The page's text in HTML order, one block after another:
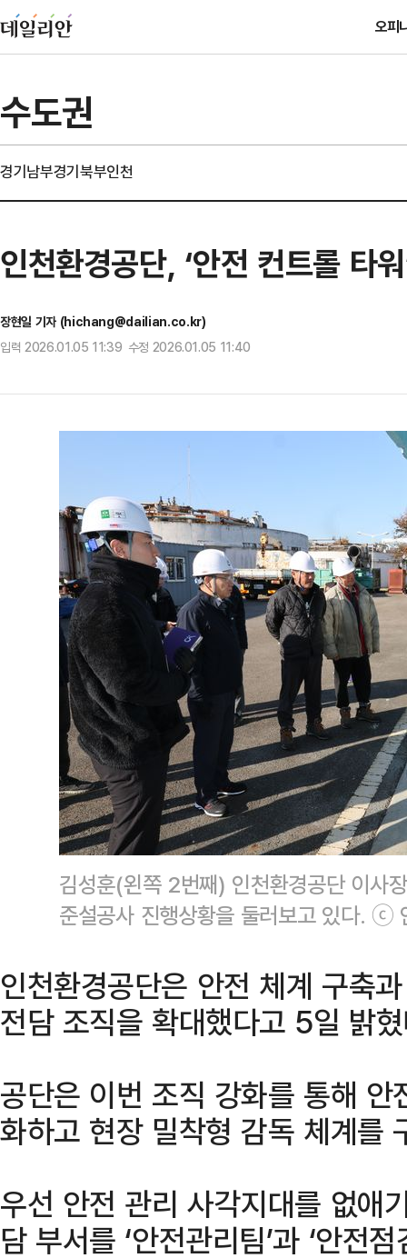
오피
수도권
경기남부경기북부인천
인천환경공단, ‘안전 컨트롤 타
장현일 기자 (hichang@dailian.co.kr)
입력 2026.01.05 11:39 수정 2026.01.05 11:40
김성훈(왼쪽 2번째) 인천환경공단 이사
준설공사 진행상황을 둘러보고 있다. ⓒ
인천환경공단은 안전 체계 구축
전담 조직을 확대했다고 5일 밝
공단은 이번 조직 강화를 통해
화하고 현장 밀착형 감독 체계를
우선 안전 관리 사각지대를 없애
담 부서를 ‘안전관리팀’과 ‘안전